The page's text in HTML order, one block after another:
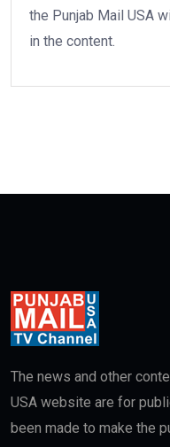
the Punjab Mail USA
in the content.
The news and other
USA website are for
been made to make the